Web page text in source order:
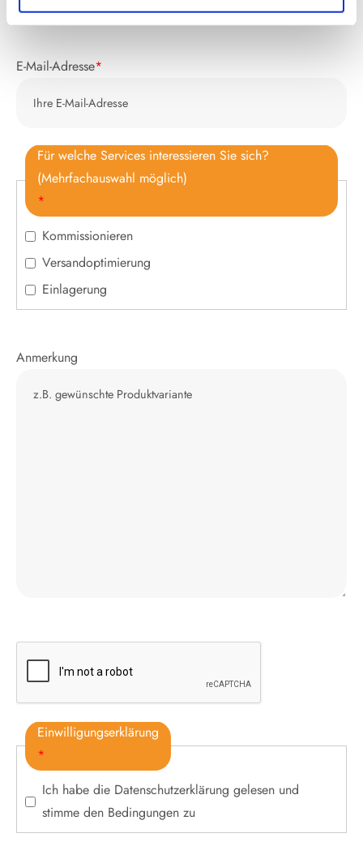
E-Mail-Adresse*
Für welche Services interessieren Sie sich?
(Mehrfachauswahl möglich)
*
Kommissionieren
Versandoptimierung
Einlagerung
Anmerkung
Einwilligungserklärung
*
Ich habe die Datenschutzerklärung gelesen und
stimme den Bedingungen zu